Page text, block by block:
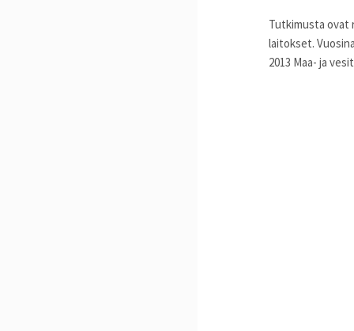
Tutkimusta ovat
laitokset.
2013 Maa- ja